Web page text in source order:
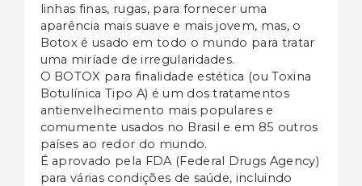
linhas finas, rugas, para fornecer uma
aparência mais suave e mais jovem, mas, o
Botox é usado em todo o mundo para tratar
uma miríade de irregularidades.
O BOTOX para finalidade estética (ou Toxina
Botulínica Tipo A) é um dos tratamentos
antienvelhecimento mais populares e
comumente usados no Brasil e em 85 outros
países ao redor do mundo.
É aprovado pela FDA (Federal Drugs Agency)
para várias condições de saúde, incluindo